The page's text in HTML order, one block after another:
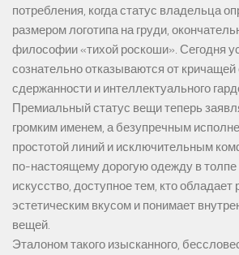
потребления, когда статус владельца
размером логотипа на груди,
философии «тихой роскоши». Сегодня
сознательно отказываются от
сдержанности и интеллектуального
Премиальный статус вещи теперь
громким именем, а безупречным
простотой линий и исключительным
по-настоящему дорогую одежду в
искусство, доступное тем, кто обладает
эстетическим вкусом и понимает
вещей.
Эталоном такого изысканного,